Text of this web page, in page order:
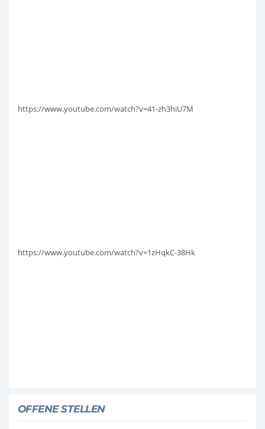
https://www.youtube.com/watch?v=41-zh3hiU7M
https://www.youtube.com/watch?v=1zHqkC-38Hk
OFFENE STELLEN